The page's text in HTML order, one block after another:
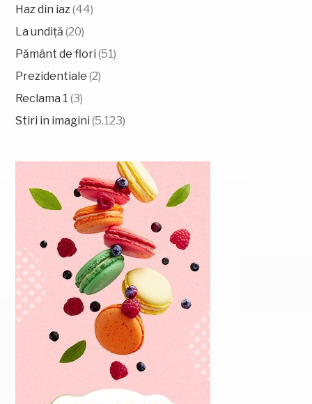
Haz din iaz (44)
La undiță (20)
Pământ de flori (51)
Prezidentiale (2)
Reclama 1 (3)
Stiri in imagini (5.123)